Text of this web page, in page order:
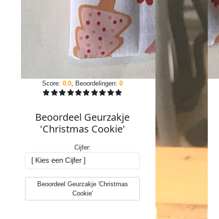
Score:0.0 , Beoordelingen:0
Beoordeel Geurzakje
'Christmas Cookie'
Cijfer:
Beoordeel Geurzakje 'Christmas
Cookie'
Nov
-0001
-
00:00:00
Jesjes